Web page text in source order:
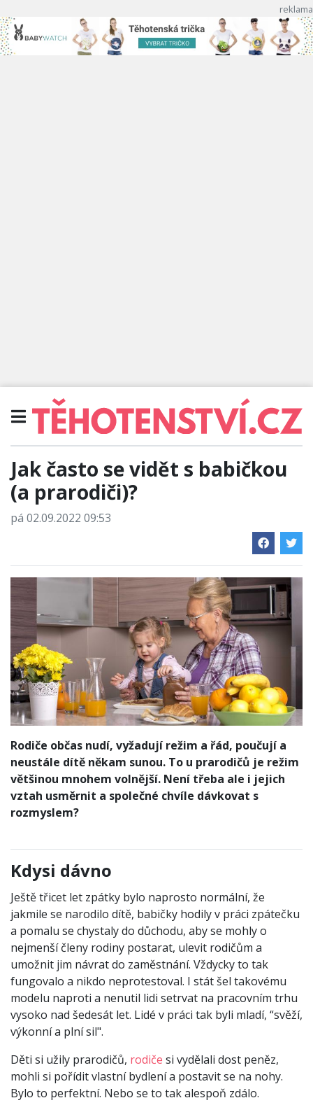
Jak často se vidět s babičkou
(a prarodiči)?
pá 02.09.2022 09:53
Rodiče občas nudí, vyžadují režim a řád, poučují a
neustále dítě někam sunou. To u prarodičů je režim
většinou mnohem volnější. Není třeba ale i jejich
vztah usměrnit a společné chvíle dávkovat s
rozmyslem?
Kdysi dávno
Ještě třicet let zpátky bylo naprosto normální, že
jakmile se narodilo dítě, babičky hodily v práci zpátečku
a pomalu se chystaly do důchodu, aby se mohly o
nejmenší členy rodiny postarat, ulevit rodičům a
umožnit jim návrat do zaměstnání. Vždycky to tak
fungovalo a nikdo neprotestoval. I stát šel takovému
modelu naproti a nenutil lidi setrvat na pracovním trhu
vysoko nad šedesát let. Lidé v práci tak byli mladí, “svěží,
výkonní a plní sil".
Děti si užily prarodičů, rodiče si vydělali dost peněz,
mohli si pořídit vlastní bydlení a postavit se na nohy.
Bylo to perfektní. Nebo se to tak alespoň zdálo.